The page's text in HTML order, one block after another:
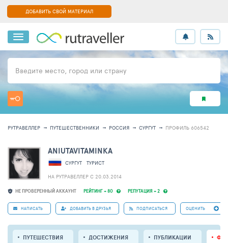
ДОБАВИТЬ СВОЙ МАТЕРИАЛ
Введите место, город или страну
РУТРАВЕЛЛЕР ПУТЕШЕСТВЕННИКИ РОССИЯ СУРГУТ ПРОФИЛЬ 606542
НЕ ПРОВЕРЕННЫЙ АККАУНТ РЕЙТИНГ + 80 РЕПУТАЦИЯ + 2
ANIUTAVITAMINKA
СУРГУТ
ТУРИСТ
НА РУТРАВЕЛЛЕР C 20.03.2014
НАПИСАТЬ ДОБАВИТЬ В ДРУЗЬЯ ПОДПИСАТЬСЯ ОЦЕНИТЬ
ПУТЕШЕСТВИЯ ДОСТИЖЕНИЯ ПУБЛИКАЦИИ